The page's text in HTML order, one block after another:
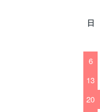
日
6
13
20